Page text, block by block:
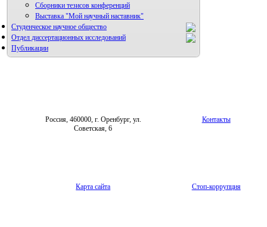
Сборники тезисов конференций
Выставка "Мой научный наставник"
Студенческое научное общество
Отдел диссертационных исследований
Публикации
Россия, 460000, г. Оренбург, ул.
Советская, 6
Контакты
Карта сайта Стоп-коррупция